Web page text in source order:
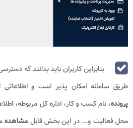
بنابراین کاربران باید بدانند که
طریق سامانه امکان‌ پذیر است و
پرونده، نام کسب و کار، اداره کل مربوطه،
محل فعالیت و... در این بخش قابل مشاهده